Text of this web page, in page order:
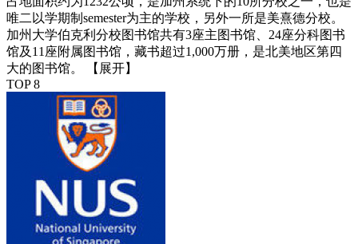
唯二以学期制semester为主的学校，另外一所是美熹德分校。
加州大学伯克利分校图书馆共有3座主图书馆、24座分科图书
馆及11座附属图书馆，藏书超过1,000万册，是北美地区第四
大的图书馆。
【展开】
TOP 8